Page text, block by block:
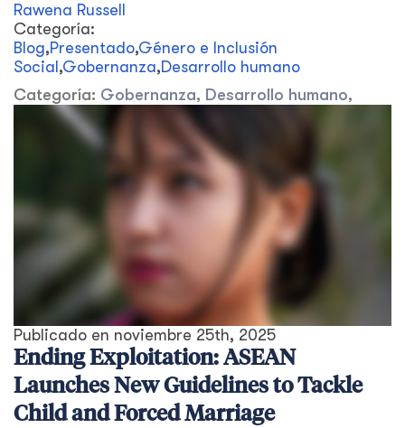
Rawena Russell
Categoría:
Blog,Presentado,Género e Inclusión
Social ,Gobernanza,Desarrollo humano
Categoría: Gobernanza, Desarrollo humano,
Publicado en noviembre 25th, 2025
Ending Exploitation: ASEAN
Launches New Guidelines to Tackle
Child and Forced Marriage